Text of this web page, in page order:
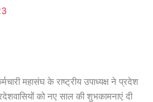
महासंघ के राष्ट्रीय उपाध्यक्ष ने प्रदेश
को नए साल की शुभकामनाएं दी